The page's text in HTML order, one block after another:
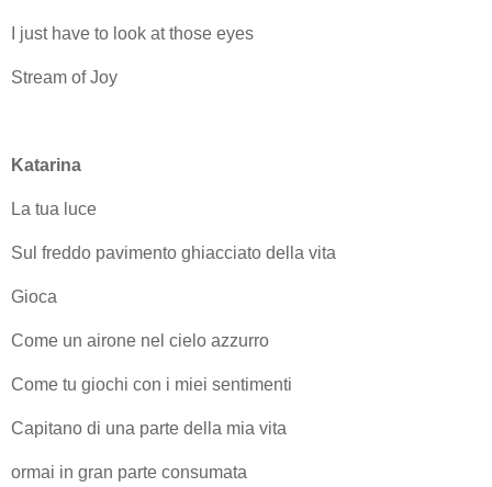
I just have to look at those eyes
Stream of Joy
Katarina
La tua luce
Sul freddo pavimento ghiacciato della vita
Gioca
Come un airone nel cielo azzurro
Come tu giochi con i miei sentimenti
Capitano di una parte della mia vita
ormai in gran parte consumata